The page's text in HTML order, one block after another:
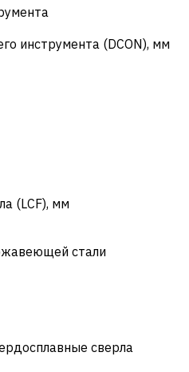
инструмента (DCON), мм
(LCF), мм
стали
сверла